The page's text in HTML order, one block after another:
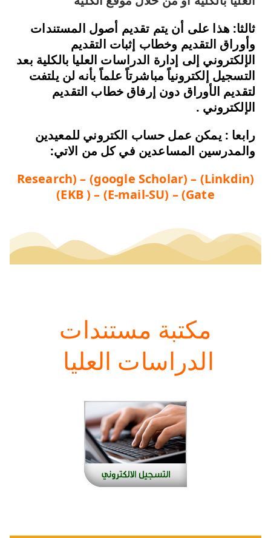
ثالثا: هذا على أن يتم تقديم أصول المستندات
وأوراق التقديم وخطاب إثبات التقديم
الإلكتروني إلى إدارة الدراسات العليا بالكلية بعد
التسجيل إلكترونياً مباشرتاً علماً بأنه لن يلتفت
لتقديم الأوراق دون إرفاق خطاب التقديم
الإلكتروني .
رابعا : يمكن عمل حساب الكتروني للمعيدين
والمدرسين المساعدين في كل من الاتي:
(Linkdin) – (google Scholar) – (Research
Gate) – (E-mail-SU) – ( EKB)
مكتبة مستندات
الدراسات العليا